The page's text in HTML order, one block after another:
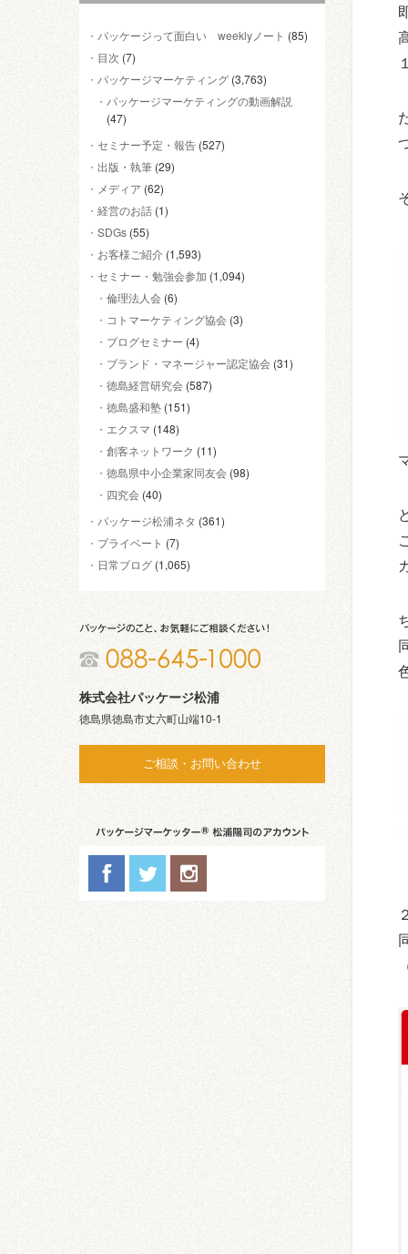
パッケージって面白い weeklyノート (85)
目次 (7)
パッケージマーケティング (3,763)
パッケージマーケティングの動画解説
(47)
セミナー予定・報告 (527)
出版・執筆 (29)
メディア (62)
経営のお話 (1)
SDGs (55)
お客様ご紹介 (1,593)
セミナー・勉強会参加 (1,094)
倫理法人会 (6)
コトマーケティング協会 (3)
ブログセミナー (4)
ブランド・マネージャー認定協会 (31)
徳島経営研究会 (587)
徳島盛和塾 (151)
エクスマ (148)
創客ネットワーク (11)
徳島県中小企業家同友会 (98)
四究会 (40)
パッケージ松浦ネタ (361)
プライベート (7)
日常ブログ (1,065)
株式会社パッケージ松浦
徳島県徳島市丈六町山端10-1
ご相談・お問い合わせ